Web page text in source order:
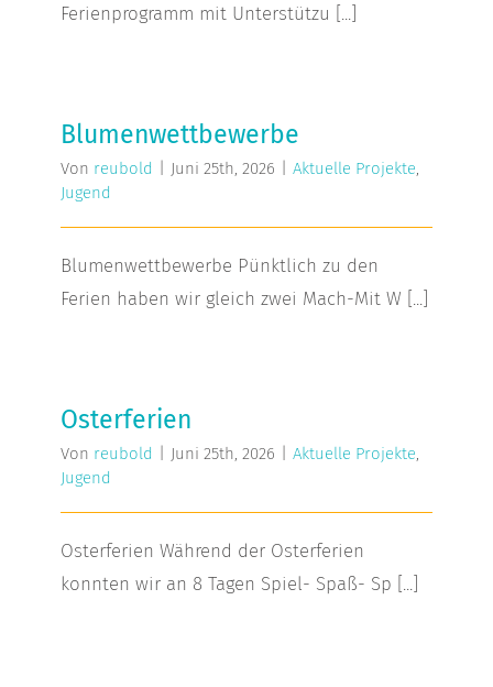
Ferienprogramm mit Unterstützu [...]
Blumenwettbewerbe
Von reubold Juni 25th, 2026 Aktuelle Projekte,
Jugend
Blumenwettbewerbe Pünktlich zu den
Ferien haben wir gleich zwei Mach-Mit W [...]
Osterferien
Von reubold Juni 25th, 2026 Aktuelle Projekte,
Jugend
Osterferien Während der Osterferien
konnten wir an 8 Tagen Spiel- Spaß- Sp [...]